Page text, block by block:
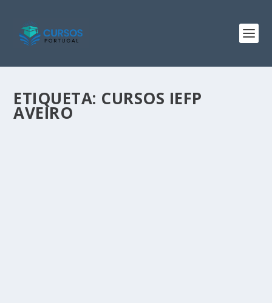
ETIQUETA: CURSOS IEFP
AVEIRO